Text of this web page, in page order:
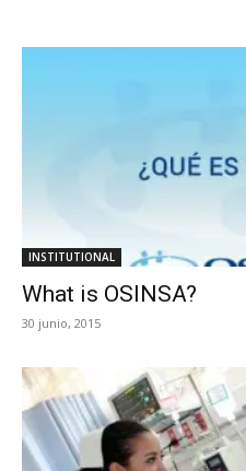
INSTITUTIONAL
What is OSINSA?
30 junio, 2015